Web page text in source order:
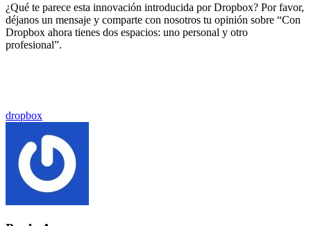
¿Qué te parece esta innovación introducida por Dropbox? Por favor,
déjanos un mensaje y comparte con nosotros tu opinión sobre “Con
Dropbox ahora tienes dos espacios: uno personal y otro
profesional”.
Etiquetado
dropbox